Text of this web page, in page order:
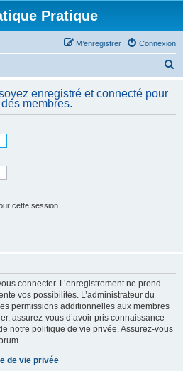
Pratique
Connexion
M’enregistrer
h
enregistré et connecté pour
membres.
cette session
connecter. L’enregistrement ne prend
vos possibilités. L’administrateur du
permissions additionnelles aux membres
assurez-vous d’avoir pris connaissance
notre politique de vie privée. Assurez-vous
de vie privée